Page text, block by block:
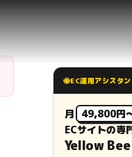
🐝EC運用アシスタン
月 49,800円
ECサイトの専
Yellow Bee